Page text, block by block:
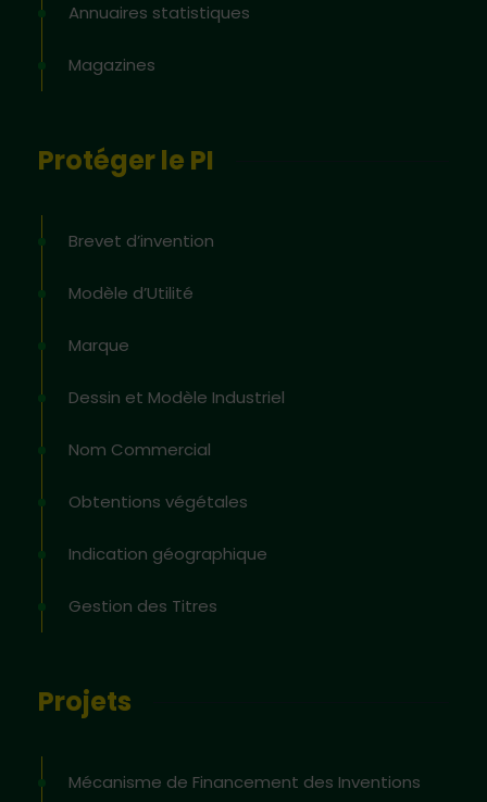
Annuaires statistiques
Magazines
Protéger le PI
Brevet d’invention
Modèle d’Utilité
Marque
Dessin et Modèle Industriel
Nom Commercial
Obtentions végétales
Indication géographique
Gestion des Titres
Projets
Mécanisme de Financement des Inventions